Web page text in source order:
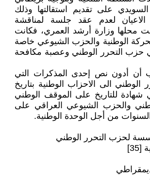
السويدي على تقديم استقالتها وذلك
لعدم عقد جلسة لمناقشة
محلها وزارة أرشد العمري، فكانت
الوطنية والحزب الشيوعي خاصة
حزب التحرر الوطني وعصبة مكافحة
أن أدون نص إحدى المذكرات التي
الوطني الى الاحزاب الوطنية بتاريخ
وهي شهادة للتاريخ على الموقف الوطني
والحزب الشيوعي العراقي على
من أجل الوحدة الوطنية.
لحزب التحرر الوطني